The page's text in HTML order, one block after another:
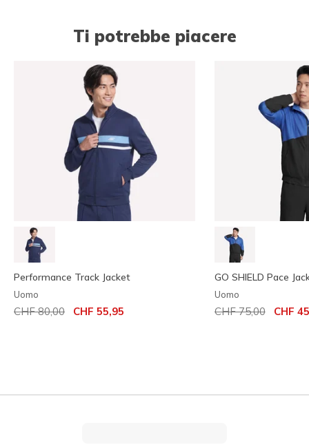
Ti potrebbe piacere
Performance Track Jacket
Uomo
Prezzo ridotto da
CHF 80,00 per
CHF 55,95
GO SHIELD Pace
Uomo
Prezzo ridotto da
CHF 75,00perCHF